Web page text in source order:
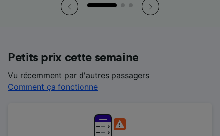
Petits prix cette semaine
Vu récemment par d'autres passagers
Comment ça fonctionne